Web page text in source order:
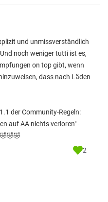
und unmissverständlich
noch weniger tutti ist es,
on top gibt, wenn
dass nach Läden
der Community-Regeln:
auf AA nichts verloren" -
2